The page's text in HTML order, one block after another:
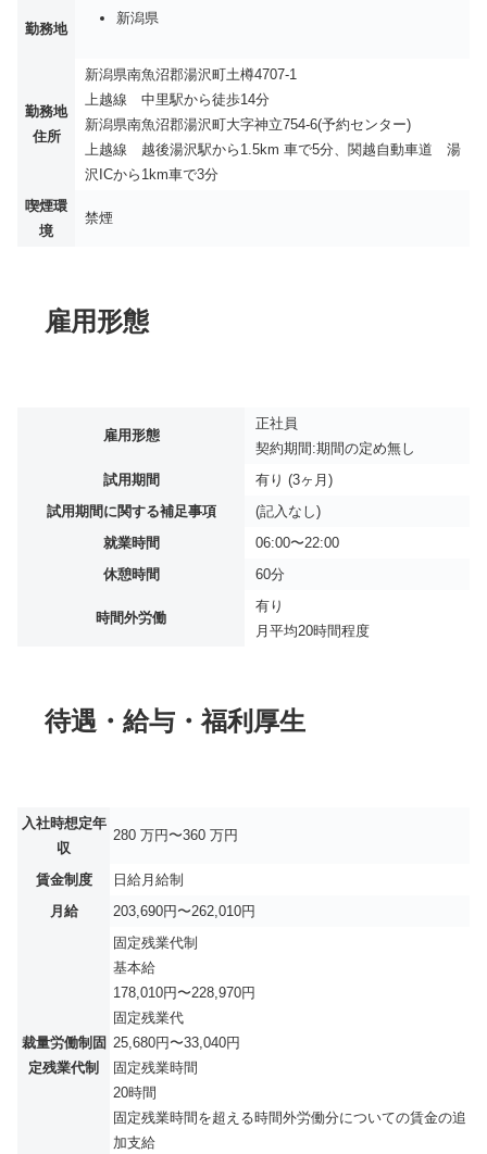
勤務地
新潟県
勤務地
住所
新潟県南魚沼郡湯沢町土樽4707-1
上越線 中里駅から徒歩14分
新潟県南魚沼郡湯沢町大字神立754-6(予約センター)
上越線 越後湯沢駅から1.5km 車で5分、関越自動車道 湯
沢ICから1km車で3分
喫煙環
境
禁煙
雇用形態
雇用形態
正社員
契約期間:期間の定め無し
試用期間
有り (3ヶ月)
試用期間に関する補足事項
(記入なし)
就業時間
06:00〜22:00
休憩時間
60分
時間外労働
有り
月平均20時間程度
待遇・給与・福利厚生
入社時想定年
収
280 万円〜360 万円
賃金制度
日給月給制
月給
203,690円〜262,010円
裁量労働制固
定残業代制
固定残業代制
基本給
178,010円〜228,970円
固定残業代
25,680円〜33,040円
固定残業時間
20時間
固定残業時間を超える時間外労働分についての賃金の追
加支給